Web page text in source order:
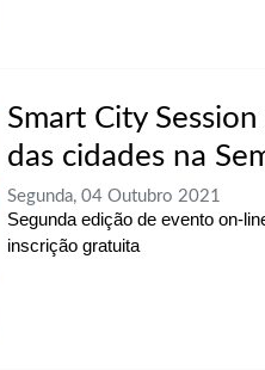
Smart City
das cidades na
Segunda, 04 Outubro 2021
Segunda edição de evento on-
inscrição gratuita